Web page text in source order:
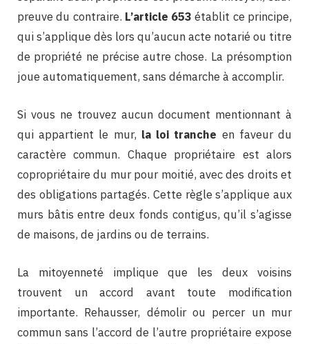
preuve du contraire. L’article 653 établit ce principe,
qui s’applique dès lors qu’aucun acte notarié ou titre
de propriété ne précise autre chose. La présomption
joue automatiquement, sans démarche à accomplir.
Si vous ne trouvez aucun document mentionnant à
qui appartient le mur, la loi tranche en faveur du
caractère commun. Chaque propriétaire est alors
copropriétaire du mur pour moitié, avec des droits et
des obligations partagés. Cette règle s’applique aux
murs bâtis entre deux fonds contigus, qu’il s’agisse
de maisons, de jardins ou de terrains.
La mitoyenneté implique que les deux voisins
trouvent un accord avant toute modification
importante. Rehausser, démolir ou percer un mur
commun sans l’accord de l’autre propriétaire expose